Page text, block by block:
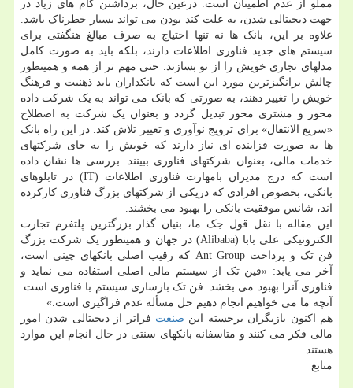
مملو از عدم اطمینان است. درعین حال، برداشتن گام های زیاد در
جهت دیجیتالی شدن، به علت کند بودن می تواند بسیار خطرناک باشد.
علاوه بر این، بانک ها نه تنها احتیاج به صرف مبالغ هنگفتی برای
سیستم های جدید فناوری اطلاعات دارند، بلکه باید به صورت کامل
مدلهای تجاری خویش را از نو بسازند. حتی مهم تر از همه و همینطور
چالش برانگیزترین مورد این است که بانکداران باید ذهنیت و فرهنگ
خویش را تغییر دهند، به صورتی که بانک می تواند به یک شرکت داده
محور و مشتری محور تبدیل گردد و بعنوان یک شرکت به اصطلاح
«سریع الانتقال» برای ترویج نوآوری و تغییر تلاش کند. در این راه بانک
ها به صورت فزاینده ای نیاز دارند که خویش را به جای شرکتهای
خدمات مالی، بعنوان شرکتهای فناوری ببینند. بررسی ها نشان داده
است که درج مدیران بامهارت فناوری اطلاعات (IT) در تابلوهای
بانکی، بخصوص افرادی که دریکی از شرکتهای بزرگ فناوری کارکرده
اند، شانس موفقیت بانکی را بهبود می بخشند.
این مقاله با نقل قول جک ما، بنیان گذار بزرگترین پلتفرم تجارت
الکترونیکی علی بابا (Alibaba) در جهان و همینطور یک شرکت بزرگ
فن تک و پرداخت Ant Group که رقیب اصلی بانکهای چینی است،
آخر می یابد: «فین تک از سیستم مالی اصلی استفاده می نماید و
فناوری آنرا بهبود می بخشد. فن تک بازسازی سیستم با فناوری است.
آنچه ما می خواهیم انجام دهیم حل مسأله عدم فراگیری است.»
هم اکنون بازیگران برجسته این صنعت فراتر از دیجیتالی شدن امور
مالی فکر می کنند و متاسفانه بانکهای سنتی در حال انجام این موارد
هستند.
منابع